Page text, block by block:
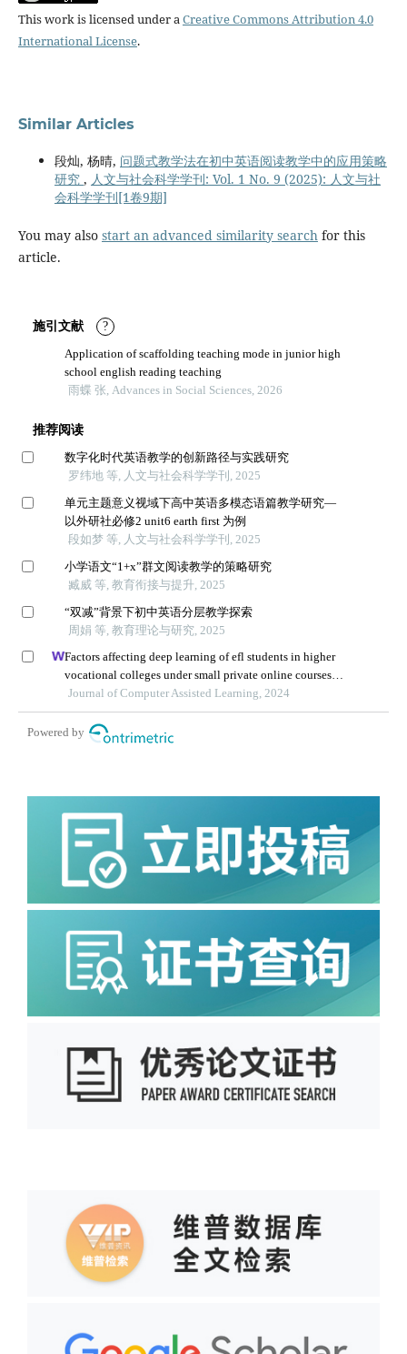
This work is licensed under aCreative Commons Attribution 4.0
International License.
Similar Articles
段灿, 杨晴, 问题式教学法在初中英语阅读教学中的应用策略
研究 , 人文与社会科学学刊: Vol. 1 No. 9 (2025): 人文与社
会科学学刊[1卷9期]
You may also start an advanced similarity searchfor this
article.
施引文献
?
Application of scaffolding teaching mode in junior high
school english reading teaching
雨蝶 张, Advances in Social Sciences, 2026
推荐阅读
数字化时代英语教学的创新路径与实践研究
罗纬地 等, 人文与社会科学学刊, 2025
单元主题意义视域下高中英语多模态语篇教学研究—
以外研社必修2 unit6 earth first 为例
段如梦 等, 人文与社会科学学刊, 2025
小学语文“1+x”群文阅读教学的策略研究
臧威 等, 教育衔接与提升, 2025
“双减”背景下初中英语分层教学探索
周娟 等, 教育理论与研究, 2025
Factors affecting deep learning of efl students in higher
vocational colleges under small private online courses-
based settings: a grounded theory approach
Journal of Computer Assisted Learning, 2024
Powered by